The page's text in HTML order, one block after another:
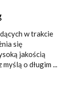
w trakcie
się
jakością
o długim ...